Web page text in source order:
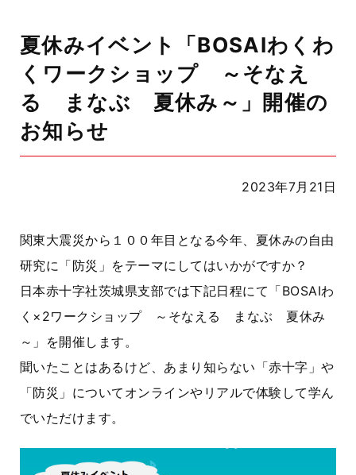
夏休みイベント「BOSAIわくわ
くワークショップ ～そなえ
る まなぶ 夏休み～」開催の
お知らせ
2023年7月21日
関東大震災から１００年目となる今年、夏休みの自由
研究に「防災」をテーマにしてはいかがですか？
日本赤十字社茨城県支部では下記日程にて「BOSAIわ
く×2ワークショップ ～そなえる まなぶ 夏休み
～」を開催します。
聞いたことはあるけど、あまり知らない「赤十字」や
「防災」についてオンラインやリアルで体験して学ん
でいただけます。